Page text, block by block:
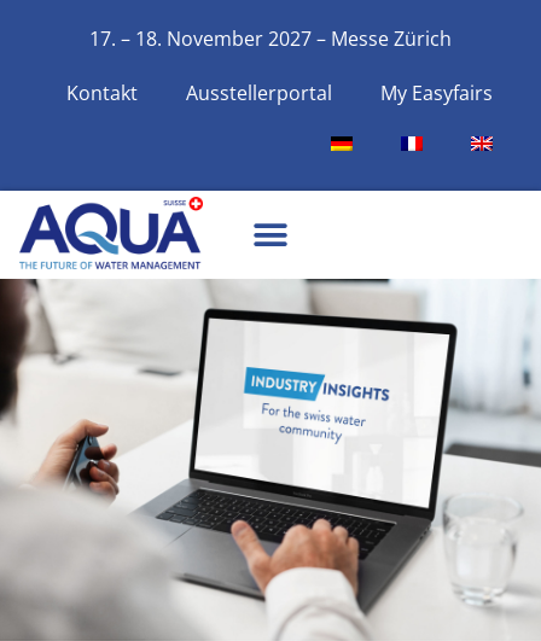
17. – 18. November 2027 – Messe Zürich
Kontakt Ausstellerportal My Easyfairs